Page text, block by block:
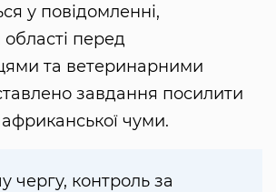
у повідомленні,
перед
та ветеринарними
завдання посилити
чуми.
чергу, контроль за